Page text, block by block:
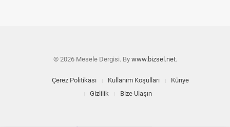
© 2026 Mesele Dergisi. By www.bizsel.net.
Çerez Politikası Kullanım Koşulları
Künye
Gizlilik
Bize Ulaşın